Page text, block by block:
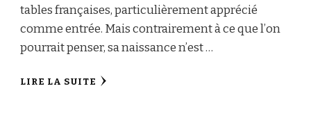
tables françaises, particulièrement apprécié
comme entrée. Mais contrairement à ce que l’on
pourrait penser, sa naissance n’est …
LIRE LA SUITE